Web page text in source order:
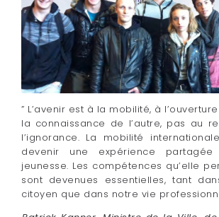
” L’avenir est à la mobilité, à
la connaissance de l’autre, pas au
l’ignorance. La mobilité
devenir une expérience
jeunesse. Les compétences qu’elle
sont devenues essentielles, tant
citoyen que dans notre vie